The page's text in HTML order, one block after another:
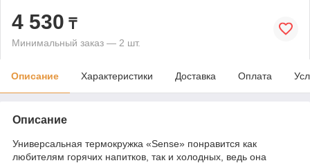
4 530 ₸
Минимальный заказ — 2 шт.
Описание Характеристики Доставка Оплата
Описание
Универсальная термокружка «Sense» понравится как
любителям горячих напитков, так и холодных, ведь она